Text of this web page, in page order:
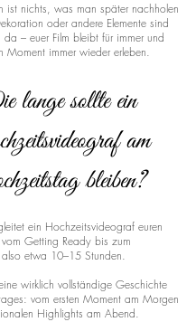
ist nichts, was man später nachholen
oder andere Elemente sind
da – euer Film bleibt für immer und
Moment immer wieder erleben.
sollte ein
am
bleiben?
ein Hochzeitsvideograf euren
Getting Ready bis zum
also etwa 10–15 Stunden.
wirklich vollständige Geschichte
vom ersten Moment am Morgen
Highlights am Abend.